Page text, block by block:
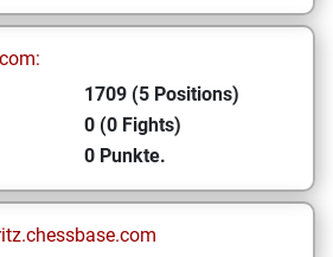
1709 (5 Positions)
0 (0 Fights)
0 Punkte.